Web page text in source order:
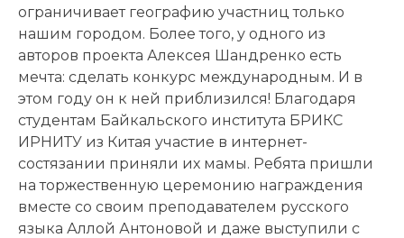
ограничивает географию участниц только
нашим городом. Более того, у одного из
авторов проекта Алексея Шандренко есть
мечта: сделать конкурс международным. И в
этом году он к ней приблизился! Благодаря
студентам Байкальского института БРИКС
ИРНИТУ из Китая участие в интернет-
состязании приняли их мамы. Ребята пришли
на торжественную церемонию награждения
вместе со своим преподавателем русского
языка Аллой Антоновой и даже выступили с